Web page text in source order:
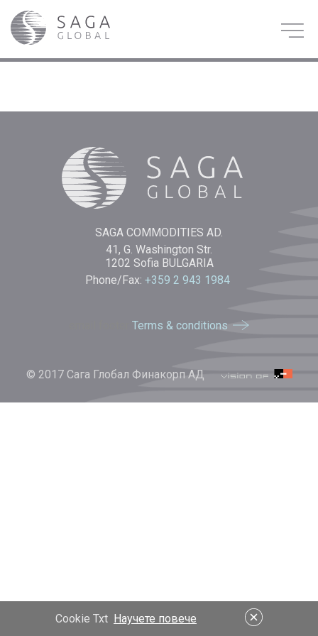
SAGA COMMODITIES AD.
41, G. Washington Str.
1202 Sofia BULGARIA
Phone/Fax: +359 2 943 1984
Terms & conditions
© 2017 Сага Глобал Финакорп АД
Cookie Txt Научете повече